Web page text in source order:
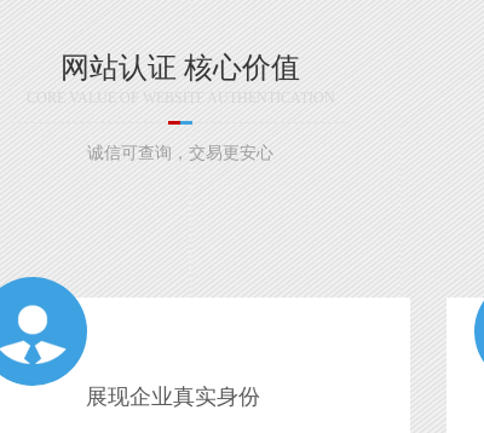
网站认证 核心价值
CORE VALUE OF WEBSITE AUTHENTICATION
诚信可查询，交易更安心
展现企业真实身份